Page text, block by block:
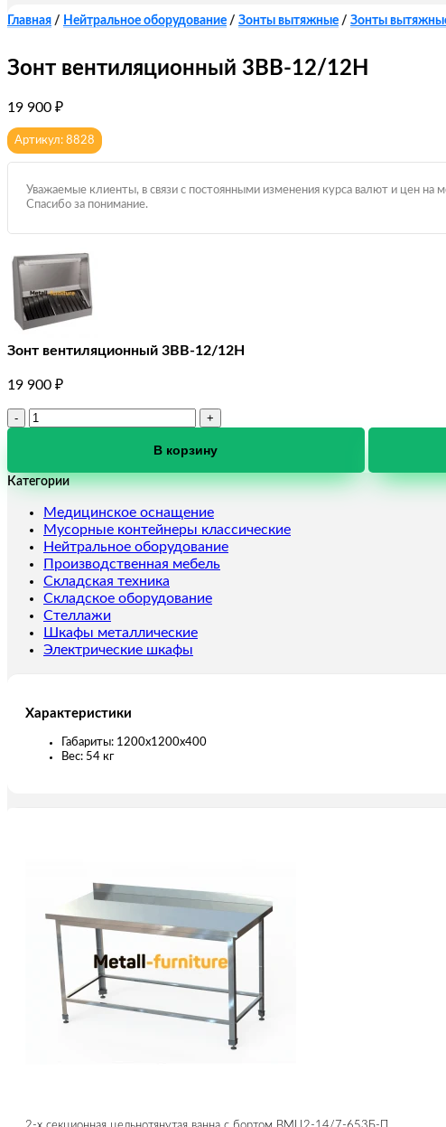
Главная / Нейтральное оборудование / Зонты вытяжные / Зонты
Зонт вентиляционный 3ВВ-12/12Н
19 900 ₽
Артикул: 8828
Уважаемые клиенты, в связи с постоянными изменения курса валют и цен на
Спасибо за понимание.
Зонт вентиляционный 3ВВ-12/12Н
19 900 ₽
Количество
3ВВ-12/12Н
В корзину
Категории
Медицинское оснащение
Мусорные контейнеры классические
Нейтральное оборудование
Производственная мебель
Складская техника
Складское оборудование
Стеллажи
Шкафы металлические
Электрические шкафы
Характеристики
Габариты: 1200х1200х400
Вес: 54 кг